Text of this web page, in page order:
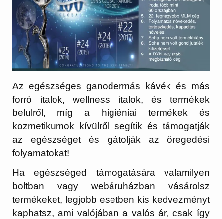
Az egészséges ganodermás kávék és más
forró italok, wellness italok, és termékek
belülről, míg a higiéniai termékek és
kozmetikumok kívülről segítik és támogatják
az egészséget és gátolják az öregedési
folyamatokat!
Ha egészséged támogatására valamilyen
boltban vagy webáruházban vásárolsz
termékeket, legjobb esetben kis kedvezményt
kaphatsz, ami valójában a valós ár, csak így